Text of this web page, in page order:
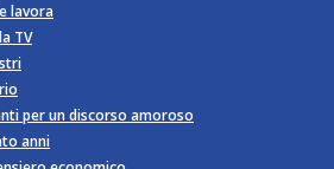
lavora
TV
per un discorso amoroso
anni